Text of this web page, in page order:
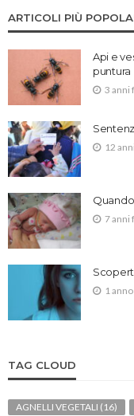
ARTICOLI PIÙ
Api e
puntura
3 anni
12
7 anni
1
TAG CLOUD
AGNELLI VEGETALI (16)